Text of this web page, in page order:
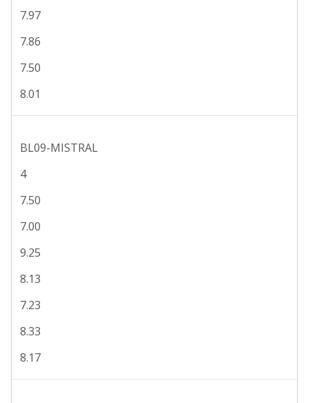
7.97
7.86
7.50
8.01
BL09-MISTRAL
4
7.50
7.00
9.25
8.13
7.23
8.33
8.17